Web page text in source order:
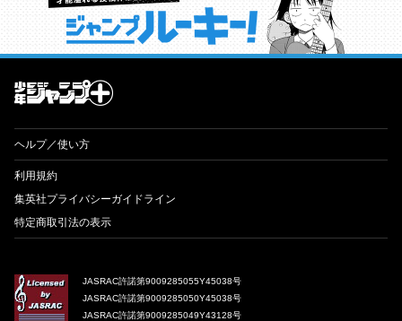
才能溢れる投稿作が読み放題！ ジャンプルーキー！
ヘルプ／使い方
利用規約
集英社プライバシーガイドライン
特定商取引法の表示
JASRAC許諾第9009285055Y45038号
JASRAC許諾第9009285050Y45038号
JASRAC許諾第9009285049Y43128号